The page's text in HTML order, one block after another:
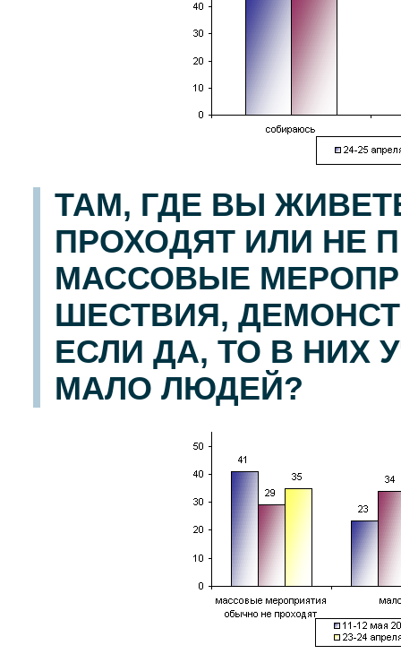
ТАМ, ГДЕ ВЫ
ПРОХОДЯТ ИЛИ НЕ
МАССОВЫЕ
ШЕСТВИЯ,
ЕСЛИ ДА, ТО В НИХ
МАЛО ЛЮДЕЙ?